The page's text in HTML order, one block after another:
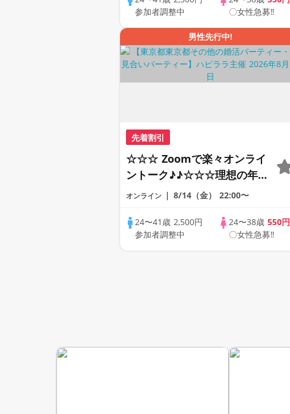
の方が対象☆司会進行あり♪♪
参加者調整中
〇女性急募‼
男性先行中!
先着割引
☆☆☆ Zoomで楽々オンライ
ントーク♪♪☆☆☆理想の年の
差♪♪ そろそろ・・・素敵な
アルなオンライン婚活☆全国
の方が対象☆司会進行あり♪♪
オンライン 8/14（金） 22:00〜
24〜41歳 2,500円
参加者調整中
24〜38歳 550円
〇女性急募‼